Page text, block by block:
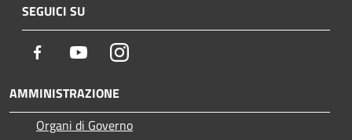
SEGUICI SU
Facebook YoutubeInstagram
AMMINISTRAZIONE
Organi di Governo